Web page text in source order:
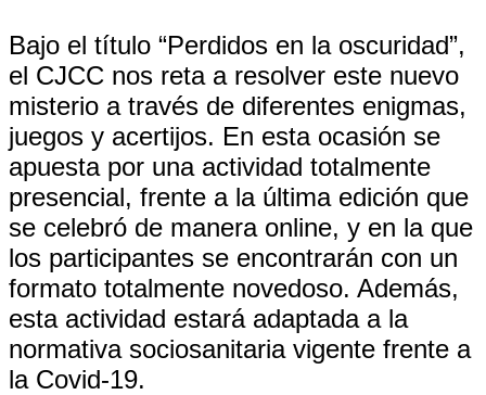
Bajo el título “Perdidos en la oscuridad”,
el CJCC nos reta a resolver este nuevo
misterio a través de diferentes enigmas,
juegos y acertijos. En esta ocasión se
apuesta por una actividad totalmente
presencial, frente a la última edición que
se celebró de manera online, y en la que
los participantes se encontrarán con un
formato totalmente novedoso. Además,
esta actividad estará adaptada a la
normativa sociosanitaria vigente frente a
la Covid-19.